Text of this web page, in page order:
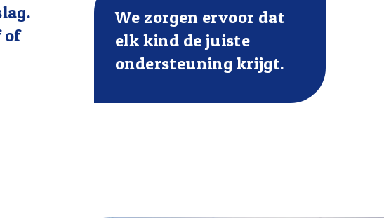
of
We zorgen ervoor dat
elk kind de juiste
ondersteuning krijgt.